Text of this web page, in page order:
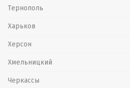
Тернополь
Харьков
Херсон
Хмельницкий
Черкассы